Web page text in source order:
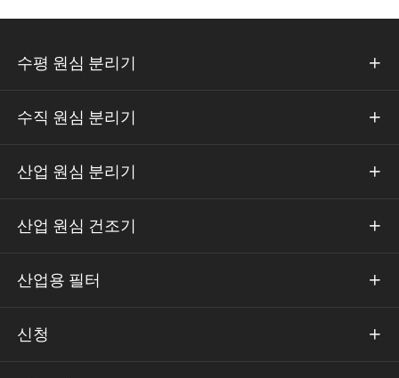
수평 원심 분리기 
수직 원심 분리기 
산업 원심 분리기 
산업 원심 건조기 
산업용 필터 
신청 